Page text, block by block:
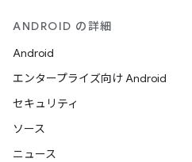
ANDROID の詳細
Android
エンタープライズ向け Android
セキュリティ
ソース
ニュース